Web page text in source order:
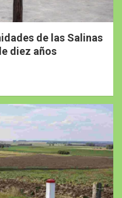
de las Salinas
diez años